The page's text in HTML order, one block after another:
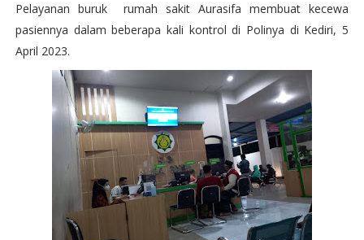
Pelayanan buruk rumah sakit Aurasifa membuat kecewa
pasiennya dalam beberapa kali kontrol di Polinya di Kediri, 5
April 2023.